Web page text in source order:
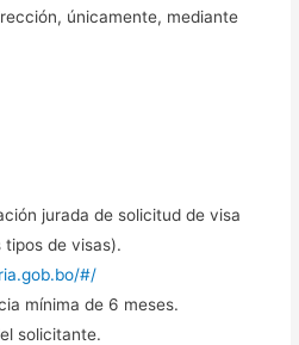
únicamente, mediante
jurada de solicitud de visa
tipos de visas).
#/
mínima de 6 meses.
solicitante.